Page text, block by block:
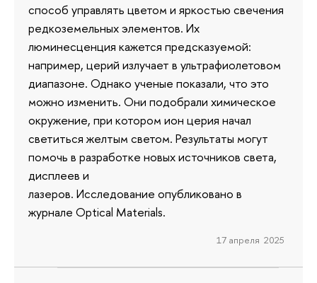
способ управлять цветом и яркостью свечения
редкоземельных элементов. Их
люминесценция кажется предсказуемой:
например, церий излучает в ультрафиолетовом
диапазоне. Однако ученые показали, что это
можно изменить. Они подобрали химическое
окружение, при котором ион церия начал
светиться желтым светом. Результаты могут
помочь в разработке новых источников света,
дисплеев и
лазеров. Исследование опубликовано в
журнале Optical Materials.
17 апреля 2025